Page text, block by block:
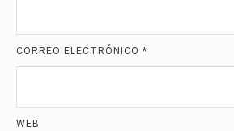
CORREO ELECTRÓNICO *
WEB